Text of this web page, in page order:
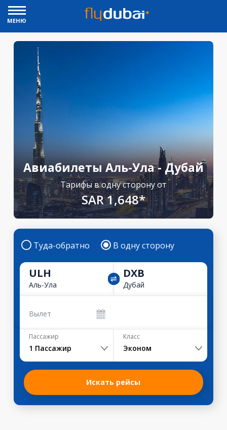
МЕНЮ
Авиабилеты Аль-Ула - Дубай
Тарифы в одну сторону от
SAR 1,648*
Туда-обратно В одну сторону
ULH
Аль-Ула
DXB
Дубай
Вылет
Пассажир
1 Пассажир
Класс
Эконом
Искать рейсы